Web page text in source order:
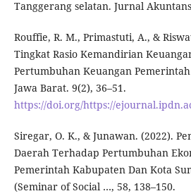
Tanggerang selatan. Jurnal
Rouffie, R. M., Primastuti, A., &
Tingkat Rasio Kemandirian
Pertumbuhan Keuangan
Jawa Barat. 9(2), 36–51.
https://doi.org/https://
Siregar, O. K., & Junawan. (2022).
Daerah Terhadap Pertumbuhan
Pemerintah Kabupaten Dan Kota
(Seminar of Social …, 58, 138–150.